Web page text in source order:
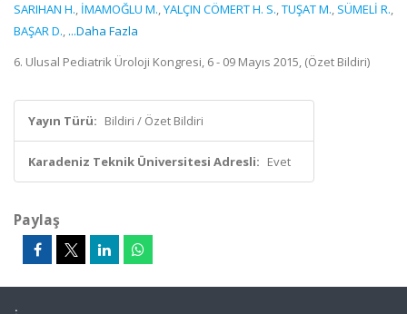
SARIHAN H., İMAMOĞLU M.,YALÇIN CÖMERT H. S.,TUŞAT M., SÜMELİ R.,
BAŞAR D., ...Daha Fazla
6. Ulusal Pediatrik Üroloji Kongresi, 6 - 09 Mayıs 2015, (Özet Bildiri)
Yayın Türü: Bildiri / Özet Bildiri
Karadeniz Teknik Üniversitesi Adresli: Evet
Paylaş